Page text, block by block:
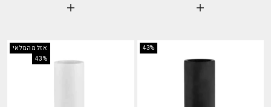
הוסף לעגלה בחר אפשרויות
43%
אזל מהמלאי
43%